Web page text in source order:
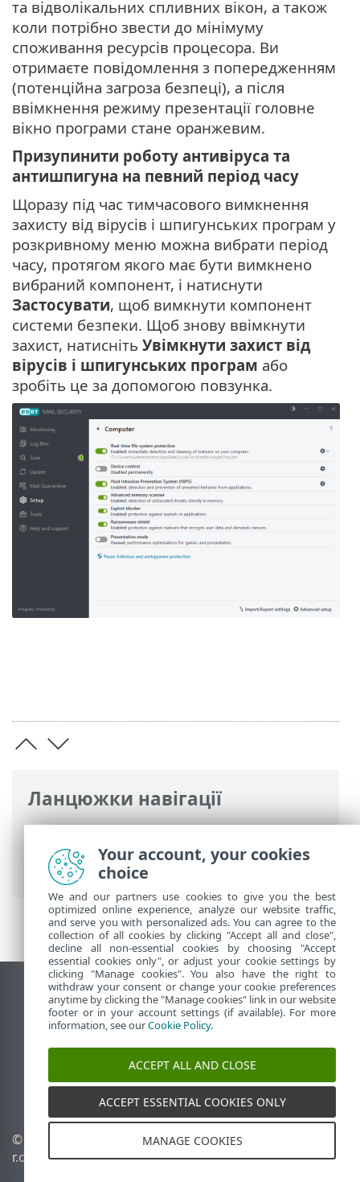
Ланцюжки навігації
Інтерактивна довідка ESET>ESET Mail
Security >Використання ESET Mail
Security >Налаштування> Комп'ютер
та відволікальних спливних вікон, а також
коли потрібно звести до мінімуму
споживання ресурсів процесора. Ви
отримаєте повідомлення з попередженням
(потенційна загроза безпеці), а після
ввімкнення режиму презентації головне
вікно програми стане оранжевим.
Призупинити роботу антивіруса та
антишпигуна на певний період часу
Щоразу під час тимчасового вимкнення
захисту від вірусів і шпигунських програм у
розкривному меню можна вибрати період
часу, протягом якого має бути вимкнено
вибраний компонент, і натиснути
Застосувати, щоб вимкнути компонент
системи безпеки. Щоб знову ввімкнути
захист, натисніть Увімкнути захист від
вірусів і шпигунських програм або
зробіть це за допомогою повзунка.
Переглянути повну версію
End of Life
База знань ESET
Форум ESET
ESET Status Portal
Регіональна підтримка
© 1992 - 2026 ESET, spol. s
r.o. - Усі права захищено.
Керувати файлами cookie
Політика щодо файлів
Your account, your cookies
choice
We and our partners use cookies to give you the best
optimized online experience, analyze our website traffic,
and serve you with personalized ads. You can agree to the
collection of all cookies by clicking "Accept all and close",
decline all non-essential cookies by choosing "Accept
essential cookies only", or adjust your cookie settings by
clicking "Manage cookies". You also have the right to
withdraw your consent or change your cookie preferences
anytime by clicking the "Manage cookies" link in our website
footer or in your account settings (if available). For more
information, see ourCookie Policy.
ACCEPT ALL AND CLOSE
ACCEPT ESSENTIAL COOKIES ONLY
MANAGE COOKIES